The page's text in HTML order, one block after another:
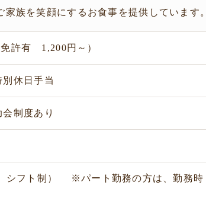
族を笑顔にするお食事を提供しています。
有 1,200円～）
休日手当
制度あり
シフト制） ※パート勤務の方は、勤務時